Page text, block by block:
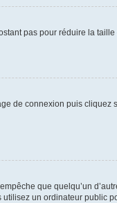
pas pour réduire la
de connexion puis cliquez
que quelqu’un
utilisez un ordinateur public